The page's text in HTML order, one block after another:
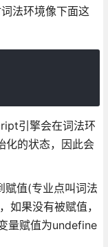
法环境像下面这
引擎会在词法环
化的状态，因此会
值(专业点叫词法
如果没有被赋值，
量赋值为undefine